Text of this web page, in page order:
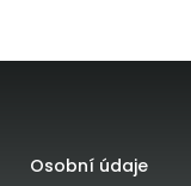
Osobní údaje